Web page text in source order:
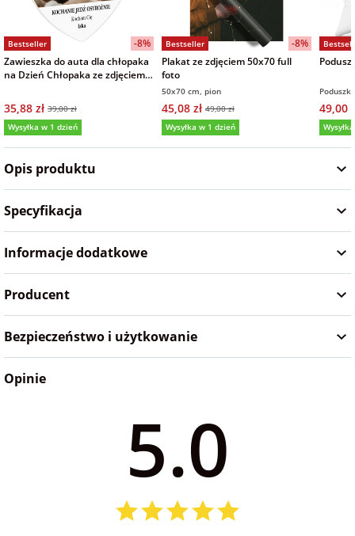
Fotoksiążki
Dodatki i
opakowania
na Dzień
Chłopaka
na Dzień Kobiet
na mikołajki
na prezent
na Dzień Babci i
Dziadka
na Wielkanoc
dla przyjaciółki
Bestseller
-8%
Zawieszka do auta dla chłopaka
na Dzień Chłopaka ze zdjęciem i
35,88 zł 39,00 zł
Wysyłka w 1 dzień
Bestseller
-8%
Plakat ze zdjęciem 50x70 full
foto
50x70 cm, pion
45,08 zł 49,00 zł
Wysyłka w 1 dzień
49,00
Opis produktu
Specyfikacja
Informacje dodatkowe
Producent
Bezpieczeństwo i użytkowanie
Opinie
5.0